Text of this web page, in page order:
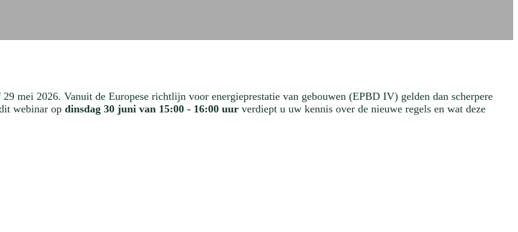
mei 2026. Vanuit de Europese richtlijn voor energieprestatie van gebouwen (EPBD IV) gelden dan scherpere
webinar op dinsdag 30 juni van 15:00 - 16:00 uur verdiept u uw kennis over de nieuwe regels en wat deze